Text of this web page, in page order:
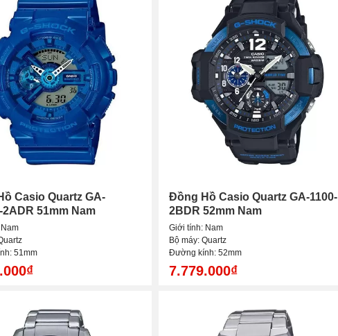
Casio Quartz GA-
2ADR 51mm Nam
51mm
Đồng Hồ Casio Quartz GA-1100-
2BDR 52mm Nam
Giới tính: Nam
Bộ máy: Quartz
Đường kính: 52mm
7.779.000₫